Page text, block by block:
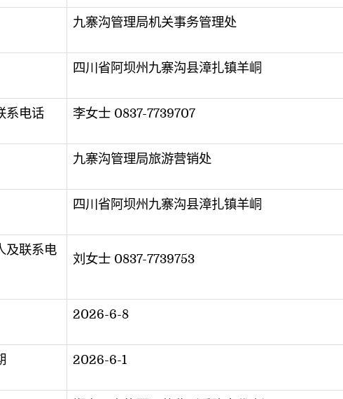
九寨沟管理局机关事务管理处
四川省阿坝州九寨沟县漳扎镇羊峒
系电话 李女士 0837-7739707
九寨沟管理局旅游营销处
四川省阿坝州九寨沟县漳扎镇羊峒
及联系电
刘女士 0837-7739753
2026-6-8
2026-6-1